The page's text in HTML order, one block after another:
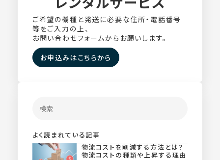
ご希望の機種と発送に必要な住所・電話番号
等をご入力の上、
お問い合わせフォームからお願いします。
お申込みはこちらから
よく読まれている記事
物流コストを削減する方法とは？
物流コストの種類や上昇する理由